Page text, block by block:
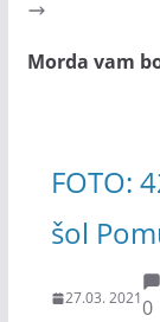
Morda vam
FOTO:
šol
27.03. 20210